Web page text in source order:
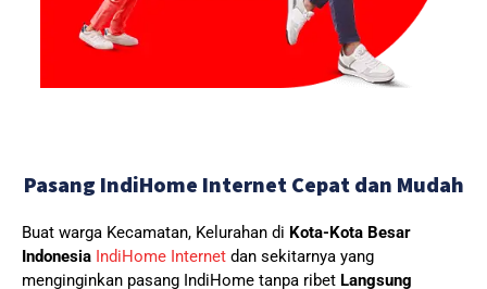
Pasang IndiHome Internet Cepat dan Mudah
Buat warga Kecamatan, Kelurahan di Kota-Kota Besar
Indonesia IndiHome Internet dan sekitarnya yang
menginginkan pasang IndiHome tanpa ribet Langsung